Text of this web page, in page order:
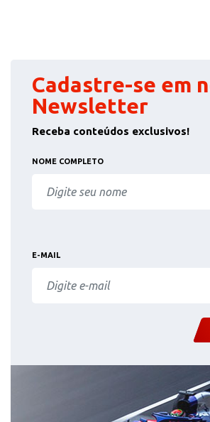
Cadastre-se em
Newsletter
Receba conteúdos exclusivos!
NOME COMPLETO
E-MAIL